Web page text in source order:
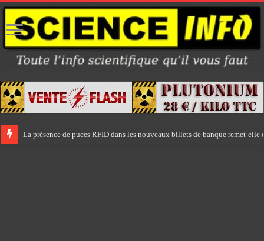
La présence de puces RFID dans les nouveaux billets de banque remet-